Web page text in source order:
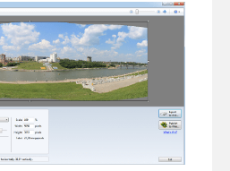
Image
Composite
Editor
—
автоматическое
создание
панорам